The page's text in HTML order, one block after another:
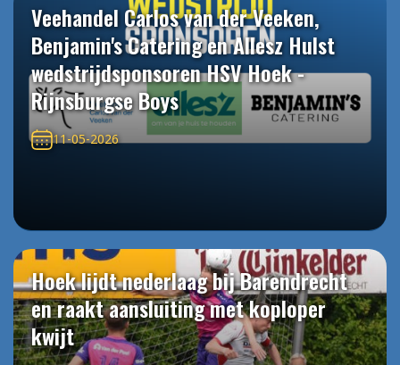
Veehandel Carlos van der Veeken,
Benjamin's Catering en Allesz Hulst
wedstrijdsponsoren HSV Hoek -
Rijnsburgse Boys
11-05-2026
Hoek lijdt nederlaag bij Barendrecht
en raakt aansluiting met koploper
kwijt